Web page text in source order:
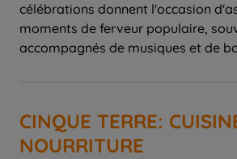
célébrations donnent l'occasion
moments de ferveur populaire,
accompagnés de musiques et de
CINQUE TERRE:
NOURRITURE